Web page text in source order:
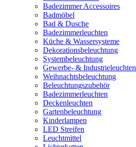
Badezimmer Accessoires
Badmöbel
Bad & Dusche
Badezimmerleuchten
Küche & Wassersysteme
Dekorationsbeleuchtung
Systembeleuchtung
Gewerbe- & Industrieleuchten
Weihnachtsbeleuchtung
Beleuchtungszubehör
Badezimmerleuchten
Deckenleuchten
Gartenbeleuchtung
Kinderlampen
LED Streifen
Leuchtmittel